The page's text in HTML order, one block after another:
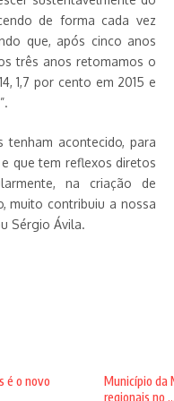
de forma cada vez
que, após cinco anos
três anos retomamos o
1,7 por cento em 2015 e
tenham acontecido, para
que tem reflexos diretos
na criação de
muito contribuiu a nossa
Sérgio Ávila.
é o novo
Município da
regionais no